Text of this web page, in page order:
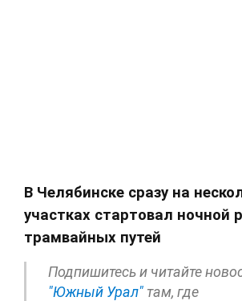
В Челябинске сразу на
участках стартовал ночной
трамвайных путей
Подпишитесь и читайте
"Южный Урал" там, где